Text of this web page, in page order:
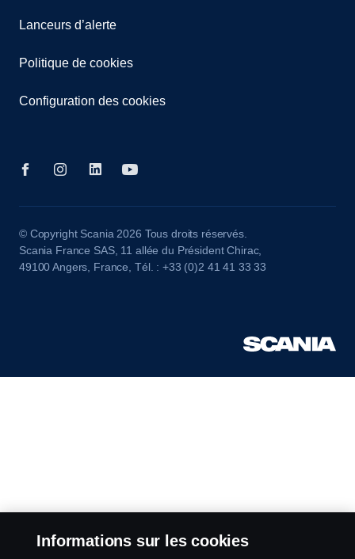
Lanceurs d’alerte
Politique de cookies
Configuration des cookies
© Copyright Scania 2026 Tous droits réservés.
Scania France SAS, 11 allée du Président Chirac,
49100 Angers, France, Tél. : +33 (0)2 41 41 33 33
Informations sur les cookies